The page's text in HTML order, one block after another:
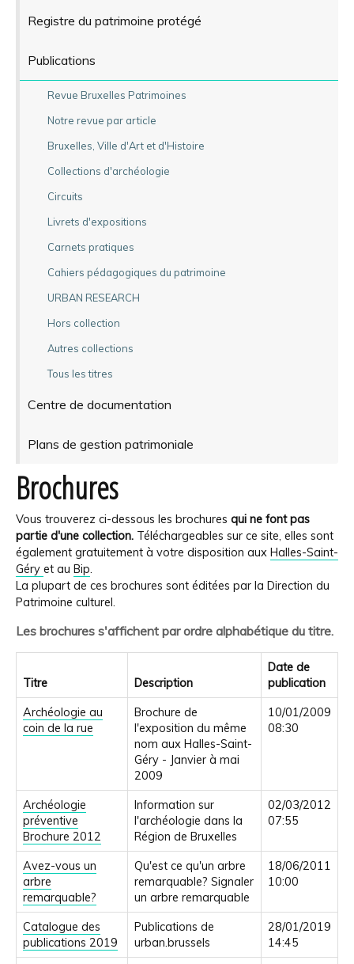
Registre du patrimoine protégé
Publications
Revue Bruxelles Patrimoines
Notre revue par article
Bruxelles, Ville d'Art et d'Histoire
Collections d'archéologie
Circuits
Livrets d'expositions
Carnets pratiques
Cahiers pédagogiques du patrimoine
URBAN RESEARCH
Hors collection
Autres collections
Tous les titres
Centre de documentation
Plans de gestion patrimoniale
Brochures
Vous trouverez ci-dessous les brochures qui ne font pas
partie d'une collection. Téléchargeables sur ce site, elles sont
également gratuitement à votre disposition aux Halles-Saint-
Géry et au Bip.
La plupart de ces brochures sont éditées par la Direction du
Patrimoine culturel.
Les brochures s'affichent par ordre alphabétique du titre.
Titre Description
Date de
publication
Archéologie au
coin de la rue
Brochure de
l'exposition du même
nom aux Halles-Saint-
Géry - Janvier à mai
2009
10/01/2009
08:30
Archéologie
préventive
Brochure 2012
Information sur
l'archéologie dans la
Région de Bruxelles
02/03/2012
07:55
Avez-vous un
arbre
remarquable?
Qu'est ce qu'un arbre
remarquable? Signaler
un arbre remarquable
18/06/2011
10:00
Catalogue des
publications 2019
Publications de
urban.brussels
28/01/2019
14:45